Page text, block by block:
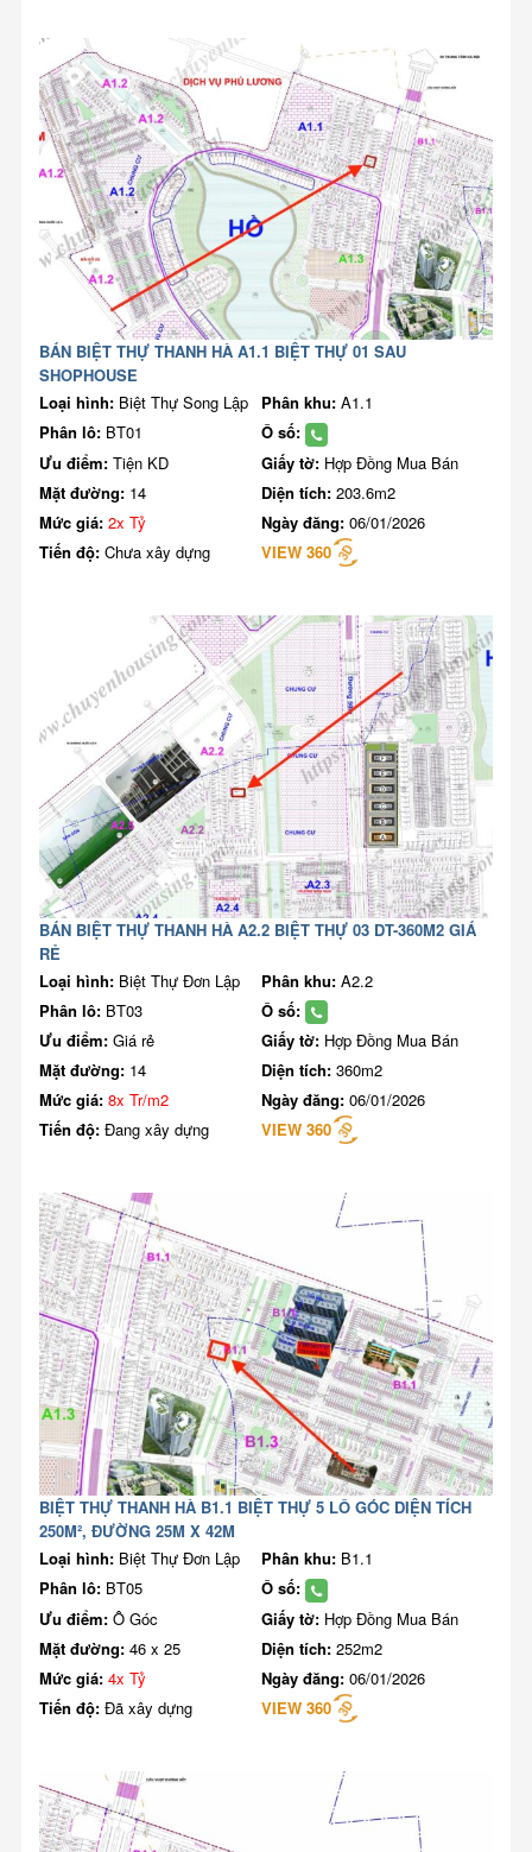
BÁN BIỆT THỰ THANH HÀ A1.1 BIỆT THỰ 01 SAU
SHOPHOUSE
Loại hình: Biệt Thự Song Lập Phân khu: A1.1
Phân lô: BT01
Ô số:
Ưu điểm: Tiện KD Giấy tờ: Hợp Đồng Mua Bán
Mặt đường: 14 Diện tích: 203.6m2
Mức giá: 2x Tỷ Ngày đăng: 06/01/2026
Tiến độ: Chưa xây dựng VIEW 360
BÁN BIỆT THỰ THANH HÀ A2.2 BIỆT THỰ 03 DT-360M2 GIÁ
RẺ
Loại hình: Biệt Thự Đơn Lập Phân khu: A2.2
Phân lô: BT03
Ô số:
Ưu điểm: Giá rẻ Giấy tờ: Hợp Đồng Mua Bán
Mặt đường: 14 Diện tích: 360m2
Mức giá: 8x Tr/m2 Ngày đăng: 06/01/2026
Tiến độ: Đang xây dựng VIEW 360
BIỆT THỰ THANH HÀ B1.1 BIỆT THỰ 5 LÔ GÓC DIỆN TÍCH
250M², ĐƯỜNG 25M X 42M
Loại hình: Biệt Thự Đơn Lập Phân khu: B1.1
Phân lô: BT05
Ô số:
Ưu điểm: Ô Góc Giấy tờ: Hợp Đồng Mua Bán
Mặt đường: 46 x 25 Diện tích: 252m2
Mức giá: 4x Tỷ Ngày đăng: 06/01/2026
Tiến độ: Đã xây dựng VIEW 360